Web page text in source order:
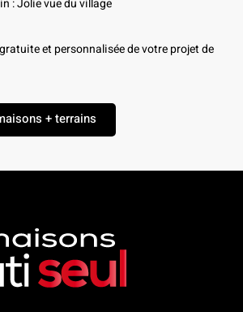
: Jolie vue du village
et personnalisée de votre projet de
+ terrains